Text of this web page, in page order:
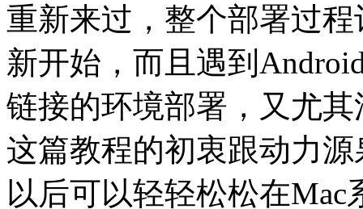
重新来过，整个部署过
新开始，而且遇到
链接的环境部署，又尤
这篇教程的初衷跟动力
以后可以轻轻松松在